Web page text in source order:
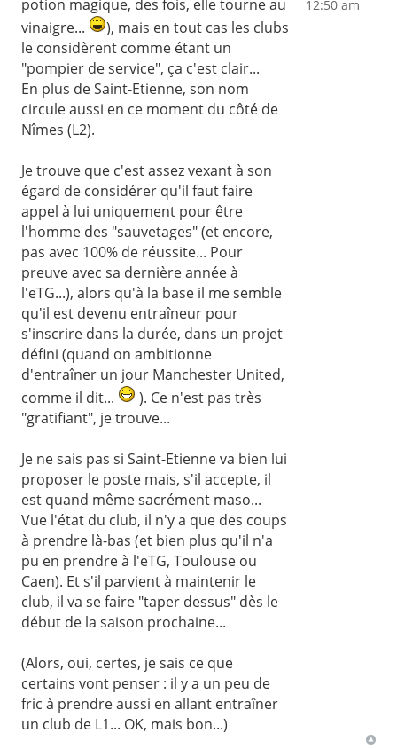
potion magique, des fois, elle tourne au
vinaigre...
), mais en tout cas les clubs
le considèrent comme étant un
"pompier de service", ça c'est clair...
En plus de Saint-Etienne, son nom
circule aussi en ce moment du côté de
Nîmes (L2).
Je trouve que c'est assez vexant à son
égard de considérer qu'il faut faire
appel à lui uniquement pour être
l'homme des "sauvetages" (et encore,
pas avec 100% de réussite... Pour
preuve avec sa dernière année à
l'eTG...), alors qu'à la base il me semble
qu'il est devenu entraîneur pour
s'inscrire dans la durée, dans un projet
défini (quand on ambitionne
d'entraîner un jour Manchester United,
comme il dit...
). Ce n'est pas très
"gratifiant", je trouve...
Je ne sais pas si Saint-Etienne va bien lui
proposer le poste mais, s'il accepte, il
est quand même sacrément maso...
Vue l'état du club, il n'y a que des coups
à prendre là-bas (et bien plus qu'il n'a
pu en prendre à l'eTG, Toulouse ou
Caen). Et s'il parvient à maintenir le
club, il va se faire "taper dessus" dès le
début de la saison prochaine...
(Alors, oui, certes, je sais ce que
certains vont penser : il y a un peu de
fric à prendre aussi en allant entraîner
un club de L1... OK, mais bon...)
12:50 am